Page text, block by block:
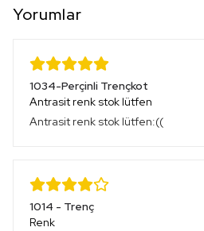
Yorumlar
1034-Perçinli Trençkot
Antrasit renk stok lütfen
Antrasit renk stok lütfen:((
1014 - Trenç
Renk